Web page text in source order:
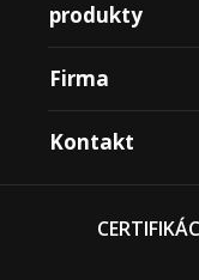
produkty
Firma
Kontakt